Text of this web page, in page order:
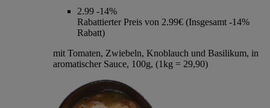
2.99 -14%
Rabattierter Preis von 2.99€ (Insgesamt -14%
Rabatt)
mit Tomaten, Zwiebeln, Knoblauch und Basilikum, in
aromatischer Sauce, 100g, (1kg = 29,90)